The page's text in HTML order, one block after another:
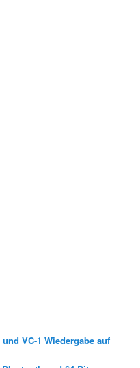
VC-1 Wiedergabe auf